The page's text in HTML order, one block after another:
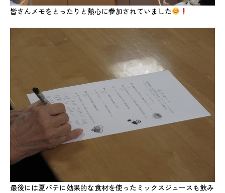
皆さんメモをとったりと熱心に参加されていました
最後には夏バテに効果的な食材を使ったミックスジュースも飲み